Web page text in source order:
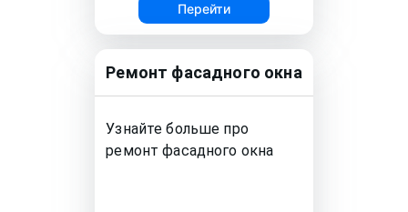
Перейти
Ремонт фасадного окна
Узнайте больше про
ремонтфасадного окна